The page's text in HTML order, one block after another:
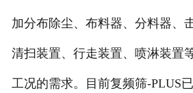
加分布除尘、布料器、分料器、
清扫装置、行走装置、喷淋装置
工况的需求。目前复频筛-PLUS